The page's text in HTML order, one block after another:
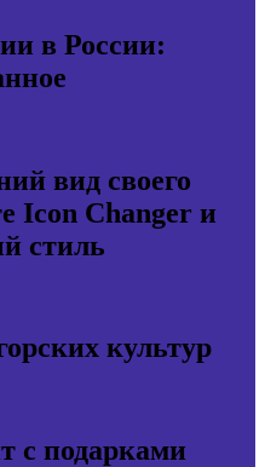
в России:
вид своего
Icon Changer и
стиль
культур
с подарками